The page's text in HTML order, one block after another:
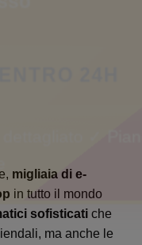
migliaia di e-
in tutto il mondo
sofisticati che
ma anche le